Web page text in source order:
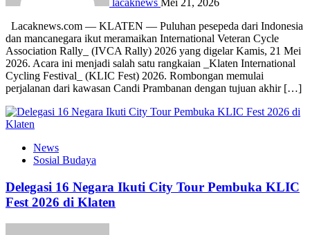
lacaknews Mei 21, 2026
Lacaknews.com — KLATEN — Puluhan pesepeda dari Indonesia
dan mancanegara ikut meramaikan International Veteran Cycle
Association Rally_ (IVCA Rally) 2026 yang digelar Kamis, 21 Mei
2026. Acara ini menjadi salah satu rangkaian _Klaten International
Cycling Festival_ (KLIC Fest) 2026. Rombongan memulai
perjalanan dari kawasan Candi Prambanan dengan tujuan akhir […]
News
Sosial Budaya
Delegasi 16 Negara Ikuti City Tour Pembuka KLIC
Fest 2026 di Klaten